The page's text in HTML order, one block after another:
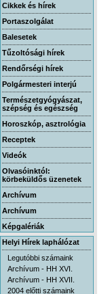
Cikkek és hírek
Portaszolgálat
Balesetek
Tűzoltósági hírek
Rendőrségi hírek
Polgármesteri interjú
Természetgyógyászat,
szépség és egészség
Horoszkóp, asztrológia
Receptek
Videók
Olvasóinktól:
körbeküldős üzenetek
Archívum
Archívum
Képgalériák
Helyi Hírek laphálózat
Legutóbbi számaink
Archívum - HH XVI.
Archívum - HH XVII.
2004 előtti számaink